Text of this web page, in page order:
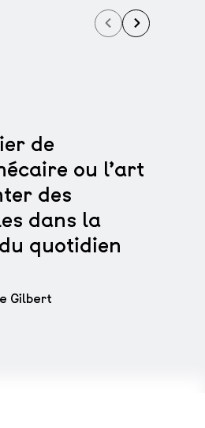
de
ou l’art
des
dans la
quotidien
Gilbert